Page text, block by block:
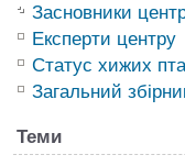
Засновники
Експерти центру
Статус хижих
Загальний
Теми